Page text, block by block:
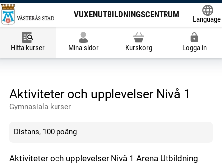
VUXENUTBILDNINGSCENTRUM
Language
Hitta kurser Mina sidor Kurskorg Logga in
Aktiviteter och upplevelser Nivå 1
Gymnasiala kurser
Distans, 100 poäng
Aktiviteter och upplevelser Nivå 1 Arena Utbildning